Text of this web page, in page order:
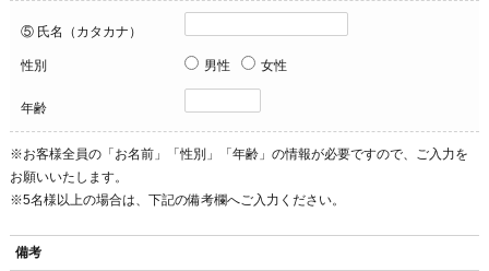
⑤ 氏名（カタカナ）
性別 男性 女性
年齢
※お客様全員の「お名前」「性別」「年齢」の情報が必要ですので、ご入力を
お願いいたします。
※5名様以上の場合は、下記の備考欄へご入力ください。
備考